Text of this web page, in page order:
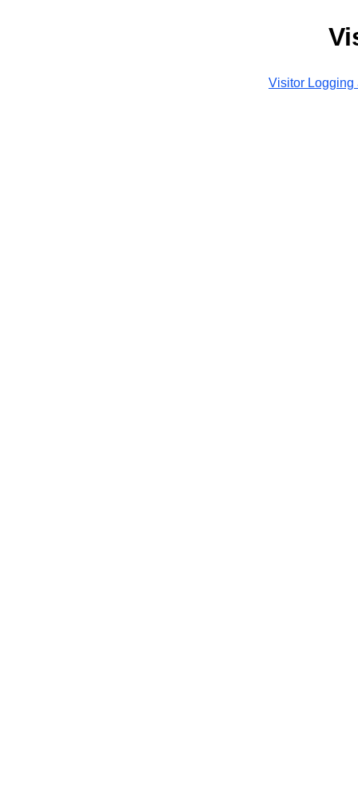
Visitor Logging